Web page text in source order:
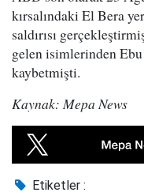
kırsalındaki El Bera
saldırısı
gelen isimlerinden
kaybetmişti.
Kaynak: Mepa News
Etiketler :